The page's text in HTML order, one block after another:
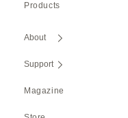
Products
About
Support
Magazine